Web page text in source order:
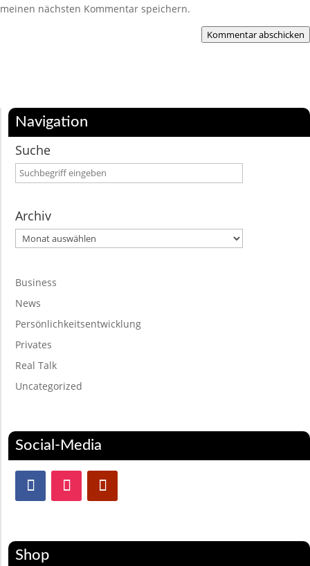
meinen nächsten Kommentar speichern.
Kommentar abschicken
Navigation
Suche
Archiv
Archiv
Business
News
Persönlichkeitsentwicklung
Privates
Real Talk
Uncategorized
Social-Media
Shop